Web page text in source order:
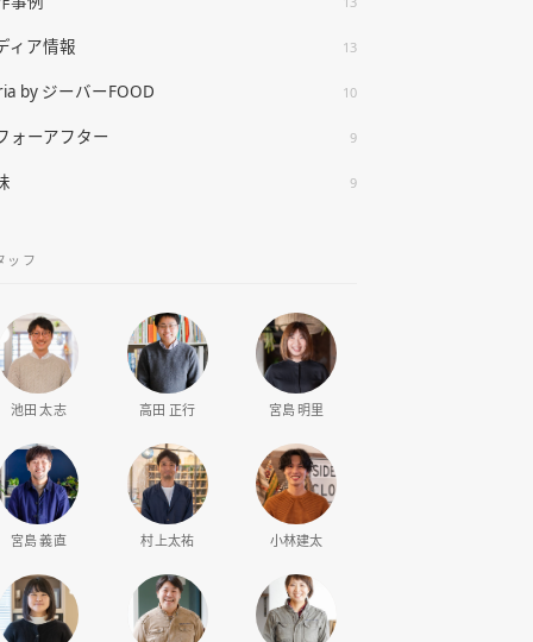
ィア情報 13
by ジーバーFOOD 10
ォーアフター 9
9
ッフ
池田 太志 高田 正行 宮島 明里
宮島 義直 村上太祐 小林建太